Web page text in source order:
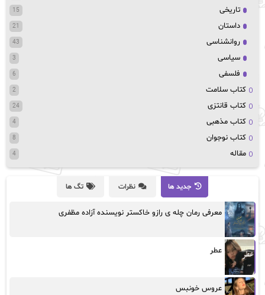
تاریخی 15
داستان 21
روانشناسی 43
سیاسی 3
فلسفی 6
کتاب سلامت 2
کتاب قانتزی 24
کتاب مذهبی 4
کتاب نوجوان 8
مقاله 4
جدید ها نظرات تگ ها
معرفی رمان چله ی رازو خاکستر نویسنده آزاده مظفری
عطر
عروس خونبس